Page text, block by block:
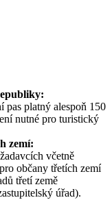
pas platný alespoň 150
nutné pro turistický
zemí:
včetně
občany třetích zemí
třetí země
úřad).